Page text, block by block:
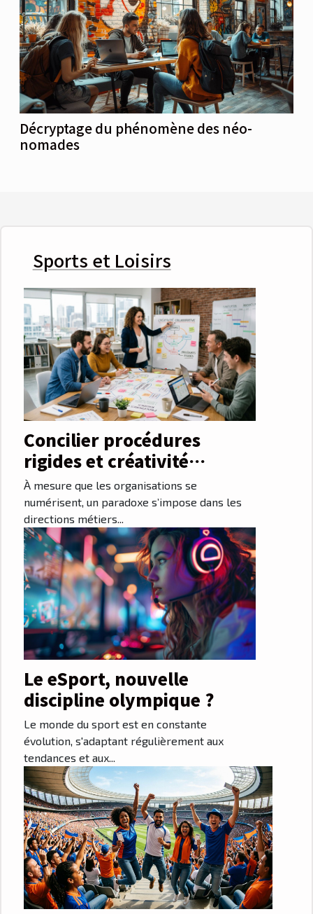
Décryptage du phénomène des néo-
nomades
Sports et Loisirs
Concilier procédures
rigides et créativité
collaborative
À mesure que les organisations se
numérisent, un paradoxe s’impose dans les
directions métiers...
Le eSport, nouvelle
discipline olympique ?
Le monde du sport est en constante
évolution, s'adaptant régulièrement aux
tendances et aux...